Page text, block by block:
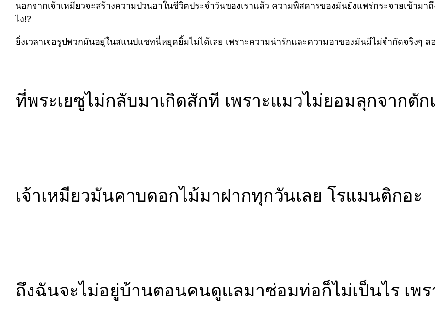
นอกจากเจ้าเหมียวจะสร้างความป่วนฮาในชีวิตประจำวันของเราแล้ว ความพิสดารของมันยังแพร่กระจายเข้าม
ไง!?
ยิ่งเวลาเจอรูปพวกมันอยู่ในสแนปแชทนี่หยุดยิ้มไม่ได้เลย เพราะความน่ารักและความฮาของมันมีไม่จำกัดจริงๆ
ที่พระเยซูไม่กลับมาเกิดสักที เพราะแมวไม่ยอมลุกจากตัก
เจ้าเหมียวมันคาบดอกไม้มาฝากทุกวันเลย โรแมนติกอะ
ถึงฉันจะไม่อยู่บ้านตอนคนดูแลมาซ่อมท่อก็ไม่เป็นไร เพร